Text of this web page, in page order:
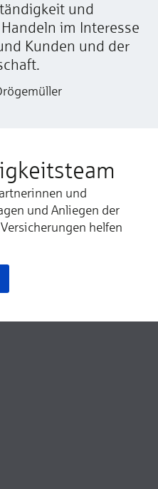
und
im Interesse
Kunden und der
und
und Anliegen der
helfen